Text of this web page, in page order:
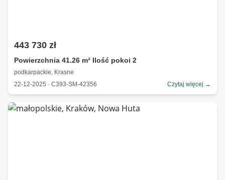
443 730 zł
Powierzchnia 41.26 m² Ilość pokoi 2
podkarpackie, Krasne
22-12-2025 · C393-SM-42356
Czytaj więcej →